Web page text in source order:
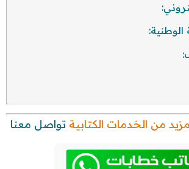
الوطنية:
من الخدمات الكتابية تواصل معنا